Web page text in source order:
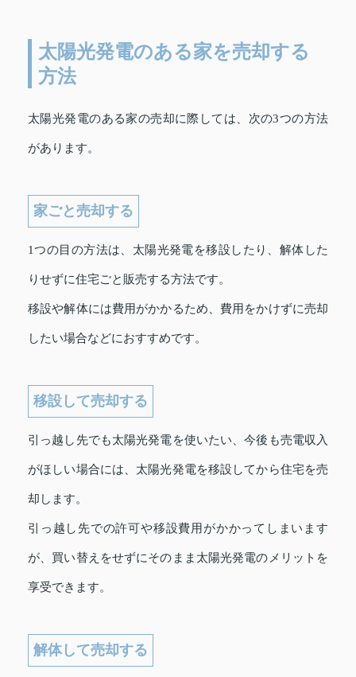
太陽光発電のある家を売却する
方法
太陽光発電のある家の売却に際しては、次の3つの方法
があります。
家ごと売却する
1つの目の方法は、太陽光発電を移設したり、解体した
りせずに住宅ごと販売する方法です。
移設や解体には費用がかかるため、費用をかけずに売却
したい場合などにおすすめです。
移設して売却する
引っ越し先でも太陽光発電を使いたい、今後も売電収入
がほしい場合には、太陽光発電を移設してから住宅を売
却します。
引っ越し先での許可や移設費用がかかってしまいます
が、買い替えをせずにそのまま太陽光発電のメリットを
享受できます。
解体して売却する